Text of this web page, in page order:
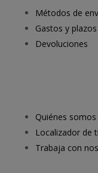
Métodos de
Gastos y
Devoluciones
Quiénes somos
Localizador de
Trabaja con